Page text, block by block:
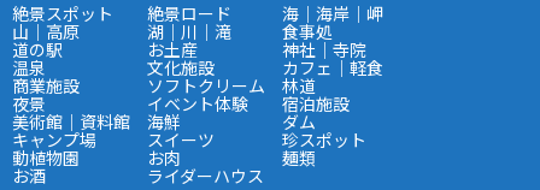
絶景スポット 絶景ロード 海｜海岸｜岬
山｜高原 湖｜川｜滝 食事処
道の駅 お土産 神社｜寺院
温泉 文化施設 カフェ｜軽食
商業施設 ソフトクリーム 林道
夜景 イベント体験 宿泊施設
美術館｜資料館 海鮮 ダム
キャンプ場 スイーツ 珍スポット
動植物園 お肉 麺類
お酒 ライダーハウス